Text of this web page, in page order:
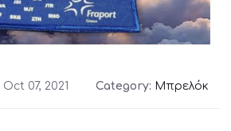
Oct 07, 2021 Category: Μπρελόκ